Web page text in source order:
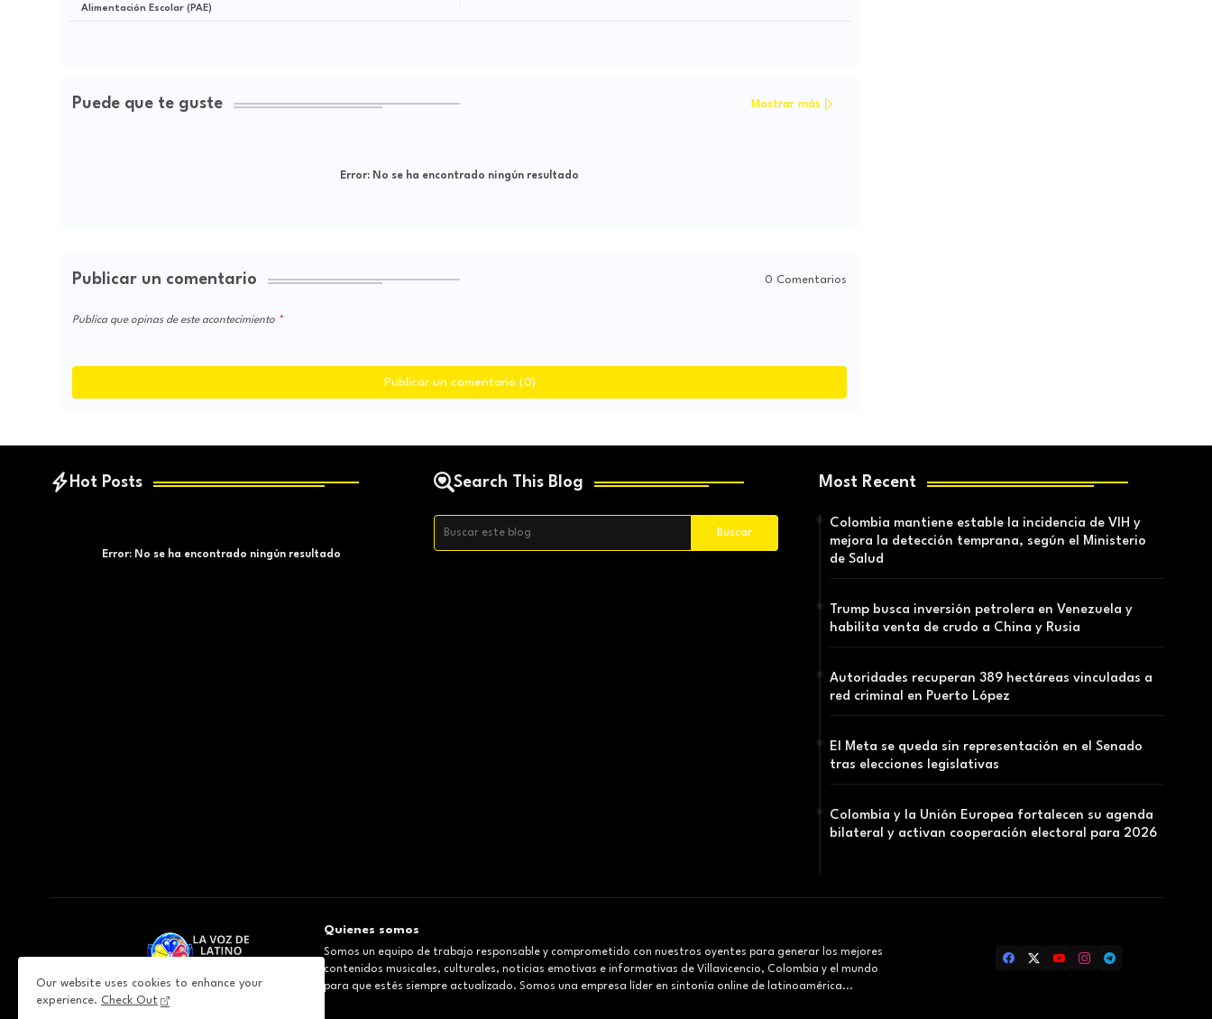
Alimentación Escolar (PAE)
Puede que te guste Mostrar más
Error: No se ha encontrado ningún resultado
Publicar un comentario 0 Comentarios
Publica que opinas de este acontecimiento
Publicar un comentario (0)
Hot Posts
Error: No se ha encontrado ningún resultado
Search This Blog Most Recent
Colombia mantiene estable la incidencia de VIH y
mejora la detección temprana, según el Ministerio
de Salud
Trump busca inversión petrolera en Venezuela y
habilita venta de crudo a China y Rusia
Autoridades recuperan 389 hectáreas vinculadas a
red criminal en Puerto López
El Meta se queda sin representación en el Senado
tras elecciones legislativas
Colombia y la Unión Europea fortalecen su agenda
bilateral y activan cooperación electoral para 2026
Quienes somos
Somos un equipo de trabajo responsable y comprometido con nuestros oyentes para generar los mejores
contenidos musicales, culturales, noticias emotivas e informativas de Villavicencio, Colombia y el mundo
para que estés siempre actualizado. Somos una empresa líder en sintonía online de latinoamérica...
Our website uses cookies to enhance your
experience. Check Out